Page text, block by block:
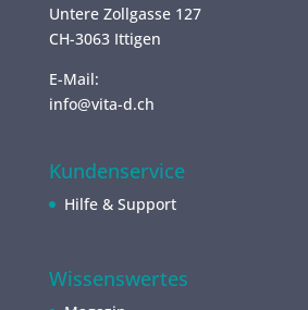
Untere Zollgasse 127
CH-3063 Ittigen
E-Mail:
info@vita-d.ch
Kundenservice
Hilfe & Support
Wissenswertes